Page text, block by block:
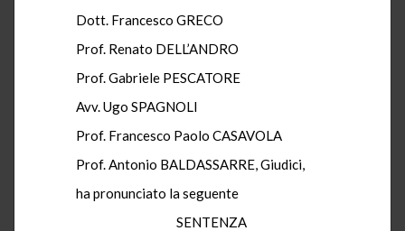
Dott. Francesco GRECO
Prof. Renato DELL’ANDRO
Prof. Gabriele PESCATORE
Avv. Ugo SPAGNOLI
Prof. Francesco Paolo CASAVOLA
Prof. Antonio BALDASSARRE, Giudici,
ha pronunciato la seguente
SENTENZA